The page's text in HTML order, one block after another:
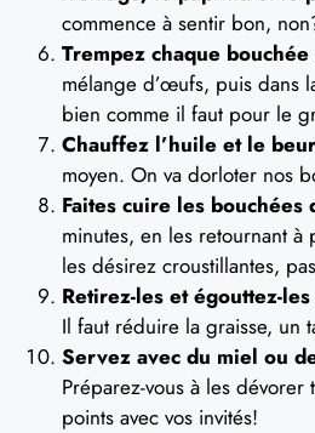
commence à sentir bon,
Trempez chaque
mélange d’œufs, puis dans
bien comme il faut pour le
Chauffez l’huile et le
moyen. On va dorloter nos
Faites cuire les bouchées
minutes, en les retournant à
les désirez croustillantes,
Retirez-les et égouttez-les
Il faut réduire la graisse, un
Servez avec du miel ou
Préparez-vous à les
points avec vos invités!